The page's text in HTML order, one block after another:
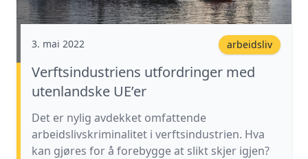
3. mai 2022 arbeidsliv
Verftsindustriens utfordringer med
utenlandske UE’er
Det er nylig avdekket omfattende
arbeidslivskriminalitet i verftsindustrien. Hva
kan gjøres for å forebygge at slikt skjer igjen?